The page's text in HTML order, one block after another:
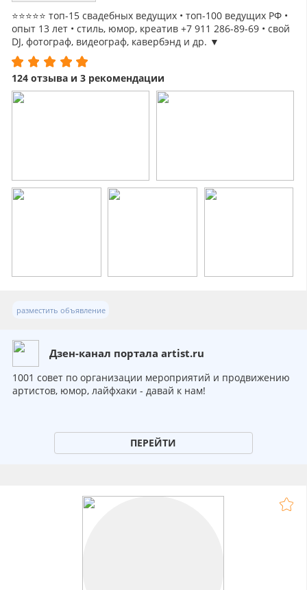
⭐️⭐️⭐️⭐️⭐️ топ-15 свадебных ведущих • топ-100 ведущих РФ •
опыт 13 лет • стиль, юмор, креатив +7 911 286-89-69 • свой
DJ, фотограф, видеограф, кавербэнд и др. ▼
124 отзыва и 3 рекомендации
разместить объявление
Дзен-канал портала artist.ru
1001 совет по организации мероприятий и продвижению
артистов, юмор, лайфхаки - давай к нам!
ПЕРЕЙТИ